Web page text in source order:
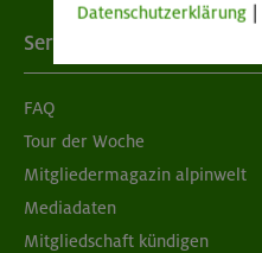
Services
FAQ
Tour der Woche
Mitgliedermagazin alpinwelt
Mediadaten
Mitgliedschaft kündigen
Datenschutzerklärung